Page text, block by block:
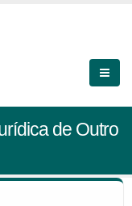
de Outro